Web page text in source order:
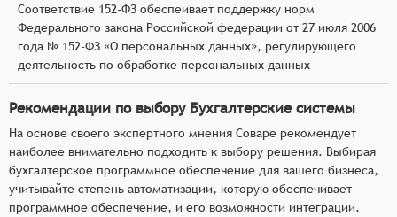
Соответствие 152-ФЗ обеспеивает поддержку норм
Федерального закона Российской федерации от 27 июля 2006
года № 152-ФЗ «О персональных данных», регулирующего
деятельность по обработке персональных данных
Рекомендации по выбору Бухгалтерские системы
На основе своего экспертного мнения Соваре рекомендует
наиболее внимательно подходить к выбору решения. Выбирая
бухгалтерское программное обеспечение для вашего бизнеса,
учитывайте степень автоматизации, которую обеспечивает
программное обеспечение, и его возможности интеграции.